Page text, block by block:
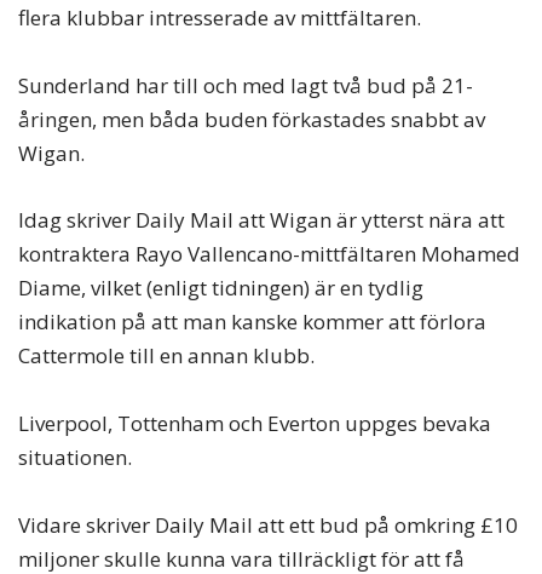
flera klubbar intresserade av mittfältaren.
Sunderland har till och med lagt två bud på 21-
åringen, men båda buden förkastades snabbt av
Wigan.
Idag skriver Daily Mail att Wigan är ytterst nära att
kontraktera Rayo Vallencano-mittfältaren Mohamed
Diame, vilket (enligt tidningen) är en tydlig
indikation på att man kanske kommer att förlora
Cattermole till en annan klubb.
Liverpool, Tottenham och Everton uppges bevaka
situationen.
Vidare skriver Daily Mail att ett bud på omkring £10
miljoner skulle kunna vara tillräckligt för att få